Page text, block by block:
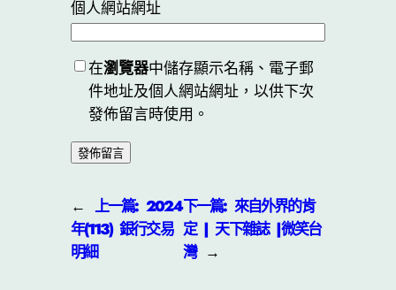
個人網站網址
在瀏覽器中儲存顯示名稱、電子郵
件地址及個人網站網址，以供下次
發佈留言時使用。
← 上一篇: 2024
年(113) 銀行交易
明細
下一篇: 來自外界的肯
定 | 天下雜誌 |微笑台
灣 →